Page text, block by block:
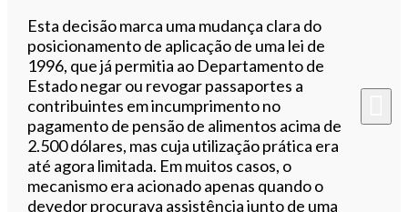
Esta decisão marca uma mudança clara do
posicionamento de aplicação de uma lei de
1996, que já permitia ao Departamento de
Estado negar ou revogar passaportes a
contribuintes em incumprimento no
pagamento de pensão de alimentos acima de
2.500 dólares, mas cuja utilização prática era
até agora limitada. Em muitos casos, o
mecanismo era acionado apenas quando o
devedor procurava assistência junto de uma